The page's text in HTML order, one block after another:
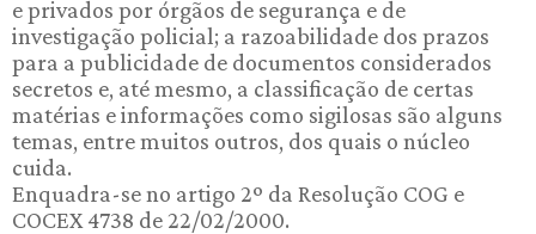
e privados por órgãos de segurança e de
investigação policial; a razoabilidade dos prazos
para a publicidade de documentos considerados
secretos e, até mesmo, a classificação de certas
matérias e informações como sigilosas são alguns
temas, entre muitos outros, dos quais o núcleo
cuida.
Enquadra-se no artigo 2º da Resolução COG e
COCEX 4738 de 22/02/2000.